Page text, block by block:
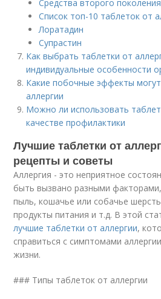
Средства второго поколения
Список топ-10 таблеток от
Лоратадин
Супрастин
Как выбрать таблетки от
индивидуальные особенности
Какие побочные эффекты
аллергии
Можно ли использовать
качестве профилактики
Лучшие таблетки от
рецепты и советы
Аллергия - это неприятное
быть вызвано разными
пыль, кошачье или собачье
продукты питания и т.д. В этой
лучшие таблетки от аллергии,
справиться с симптомами
жизни.
### Типы таблеток от аллергии